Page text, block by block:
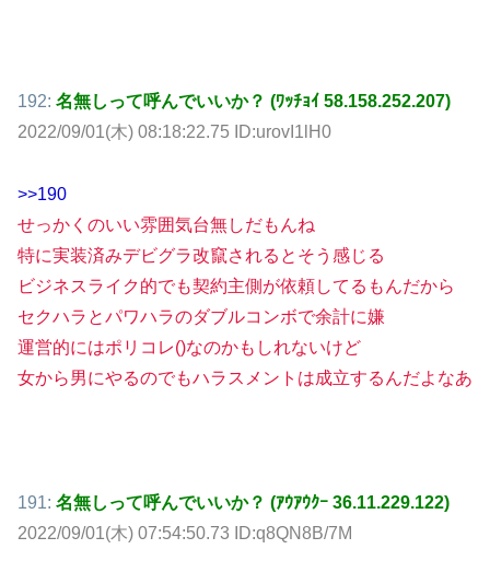
192: 名無しって呼んでいいか？ (ﾜｯﾁｮｲ 58.158.252.207)
2022/09/01(木) 08:18:22.75 ID:urovI1lH0
>>190
せっかくのいい雰囲気台無しだもんね
特に実装済みデビグラ改竄されるとそう感じる
ビジネスライク的でも契約主側が依頼してるもんだから
セクハラとパワハラのダブルコンボで余計に嫌
運営的にはポリコレ()なのかもしれないけど
女から男にやるのでもハラスメントは成立するんだよなあ
191: 名無しって呼んでいいか？ (ｱｳｱｳｸｰ 36.11.229.122)
2022/09/01(木) 07:54:50.73 ID:q8QN8B/7M